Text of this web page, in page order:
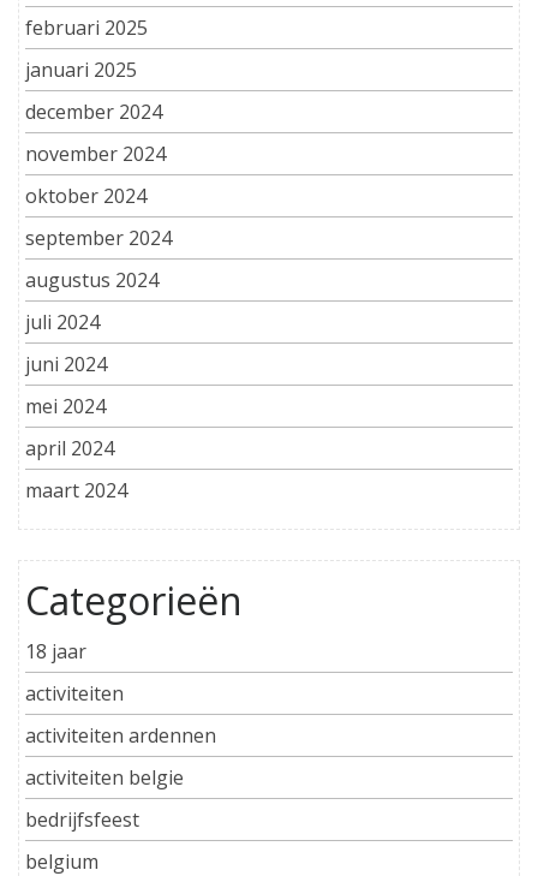
februari 2025
januari 2025
december 2024
november 2024
oktober 2024
september 2024
augustus 2024
juli 2024
juni 2024
mei 2024
april 2024
maart 2024
Categorieën
18 jaar
activiteiten
activiteiten ardennen
activiteiten belgie
bedrijfsfeest
belgium